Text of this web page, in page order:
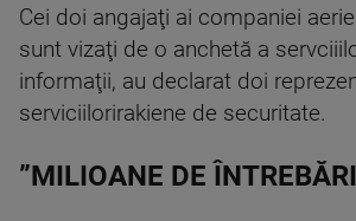
Cei doi angajaţi ai companiei
sunt vizaţi de o anchetă a
informaţii, au declarat doi
serviciilorirakiene de securitate.
”MILIOANE DE